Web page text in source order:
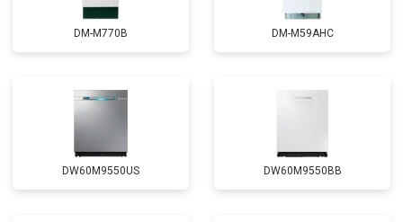
Замена проточного
нагревательного элемента
от 2000 ₽ Заказать
Замена нижнего уплотнителя
Замена заливного шланга с
системой Аквастоп
от 1100 ₽ Заказать
DM-M770B DM-M59AHC
DW60M9550US DW60M9550BB